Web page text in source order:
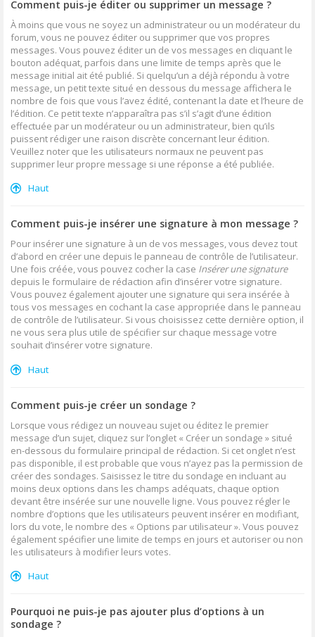
Comment puis-je éditer ou supprimer un message ?
À moins que vous ne soyez un administrateur ou un modérateur du
forum, vous ne pouvez éditer ou supprimer que vos propres
messages. Vous pouvez éditer un de vos messages en cliquant le
bouton adéquat, parfois dans une limite de temps après que le
message initial ait été publié. Si quelqu’un a déjà répondu à votre
message, un petit texte situé en dessous du message affichera le
nombre de fois que vous l’avez édité, contenant la date et l’heure de
l’édition. Ce petit texte n’apparaîtra pas s’il s’agit d’une édition
effectuée par un modérateur ou un administrateur, bien qu’ils
puissent rédiger une raison discrète concernant leur édition.
Veuillez noter que les utilisateurs normaux ne peuvent pas
supprimer leur propre message si une réponse a été publiée.
Haut
Comment puis-je insérer une signature à mon message ?
Pour insérer une signature à un de vos messages, vous devez tout
d’abord en créer une depuis le panneau de contrôle de l’utilisateur.
Une fois créée, vous pouvez cocher la case Insérer une signature
depuis le formulaire de rédaction afin d’insérer votre signature.
Vous pouvez également ajouter une signature qui sera insérée à
tous vos messages en cochant la case appropriée dans le panneau
de contrôle de l’utilisateur. Si vous choisissez cette dernière option, il
ne vous sera plus utile de spécifier sur chaque message votre
souhait d’insérer votre signature.
Haut
Comment puis-je créer un sondage ?
Lorsque vous rédigez un nouveau sujet ou éditez le premier
message d’un sujet, cliquez sur l’onglet « Créer un sondage » situé
en-dessous du formulaire principal de rédaction. Si cet onglet n’est
pas disponible, il est probable que vous n’ayez pas la permission de
créer des sondages. Saisissez le titre du sondage en incluant au
moins deux options dans les champs adéquats, chaque option
devant être insérée sur une nouvelle ligne. Vous pouvez régler le
nombre d’options que les utilisateurs peuvent insérer en modifiant,
lors du vote, le nombre des « Options par utilisateur ». Vous pouvez
également spécifier une limite de temps en jours et autoriser ou non
les utilisateurs à modifier leurs votes.
Haut
Pourquoi ne puis-je pas ajouter plus d’options à un
sondage ?